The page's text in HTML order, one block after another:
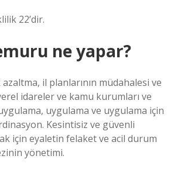
22’dir.
ne yapar?
il planlarının müdahalesi ve
idareler ve kamu kurumları ve
uygulama ve uygulama için
Kesintisiz ve güvenli
için eyaletin felaket ve acil durum
yönetimi.